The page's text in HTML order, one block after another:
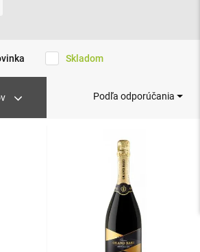
Skladom
Podľa odporúčania